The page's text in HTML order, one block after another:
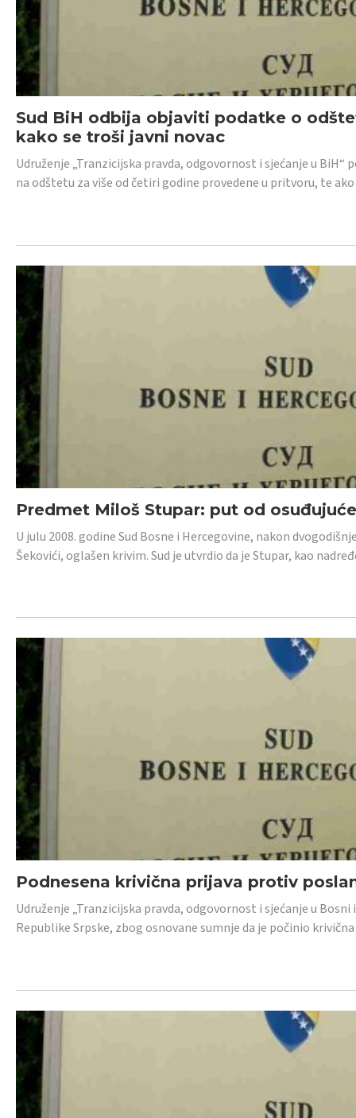
Sud BiH odbija objaviti podatke o
kako se troši javni novac
Udruženje „Tranzicijska pravda, odgovornost i sjećanje u
na odštetu za više od četiri godine provedene u pritvoru, te
Predmet Miloš Stupar: put od
U julu 2008. godine Sud Bosne i Hercegovine, nakon
Šekovići, oglašen krivim. Sud je utvrdio da je Stupar, kao
Podnesena krivična prijava protiv
Udruženje „Tranzicijska pravda, odgovornost i sjećanje u
Republike Srpske, zbog osnovane sumnje da je počinio